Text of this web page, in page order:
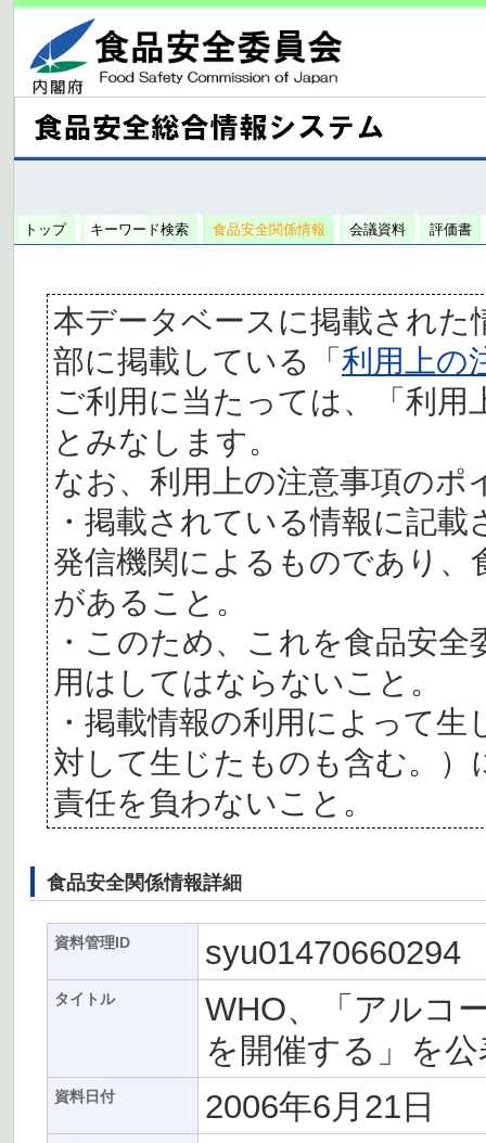
トップ キーワード検索 食品安全関係情報 会議資料 評価書
本データベースに掲載された
部に掲載している「利用上の
ご利用に当たっては、「利
とみなします。
なお、利用上の注意事項の
・掲載されている情報に記
発信機関によるものであり、
があること。
・このため、これを食品安
用はしてはならないこと。
・掲載情報の利用によって
対して生じたものも含む。
責任を負わないこと。
食品安全関係情報詳細
資料管理ID syu01470660294
タイトル
WHO、「アルコ
を開催する」を公
資料日付 2006年6月21日